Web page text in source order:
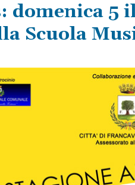
domenica 5
Scuola